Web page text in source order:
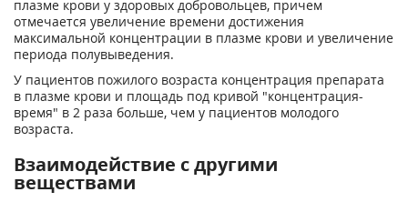
плазме крови у здоровых добровольцев, причем
отмечается увеличение времени достижения
максимальной концентрации в плазме крови и увеличение
периода полувыведения.
У пациентов пожилого возраста концентрация препарата
в плазме крови и площадь под кривой "концентрация-
время" в 2 раза больше, чем у пациентов молодого
возраста.
Взаимодействие с другими
веществами